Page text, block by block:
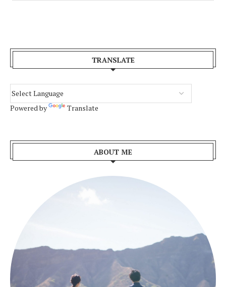
TRANSLATE
Powered by Translate
ABOUT ME